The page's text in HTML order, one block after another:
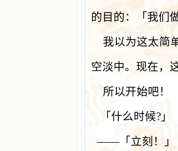
的目的：「我们
我以为这太简
空淡中。现在，
所以开始吧！
「什么时候? 」
——「立刻！」